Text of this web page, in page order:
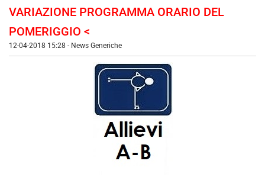
VARIAZIONE PROGRAMMA ORARIO DEL
POMERIGGIO <
12-04-2018 15:28 - News Generiche